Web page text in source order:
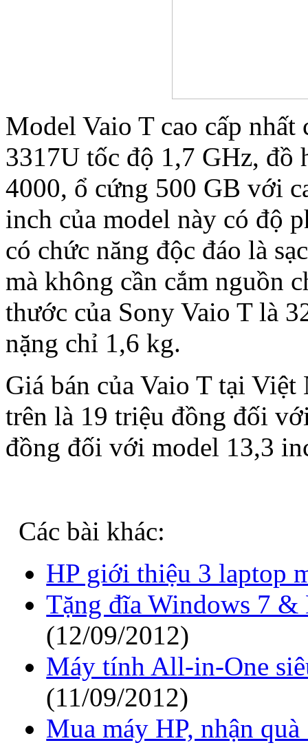
Model Vaio T cao cấp
3317U tốc độ 1,7 GHz, đồ
4000, ổ cứng 500 GB với
inch của model này có độ
có chức năng độc đáo là
mà không cần cắm nguồn
thước của Sony Vaio T là
nặng chỉ 1,6 kg.
Giá bán của Vaio T tại
trên là 19 triệu đồng đối
đồng đối với model 13,3
Các bài khác:
HP giới thiệu 3 laptop
Tặng đĩa Windows 7
(12/09/2012)
Máy tính All-in-One
(11/09/2012)
Mua máy HP, nhận